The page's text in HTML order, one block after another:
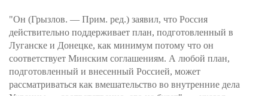
"Он (Грызлов. — Прим. ред.) заявил, что Россия
действительно поддерживает план, подготовленный в
Луганске и Донецке, как минимум потому что он
соответствует Минским соглашениям. А любой план,
подготовленный и внесенный Россией, может
рассматриваться как вмешательство во внутренние дела